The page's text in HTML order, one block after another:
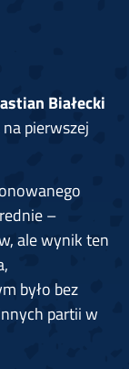
Białecki
pierwszej
–
ale wynik ten
było bez
partii w